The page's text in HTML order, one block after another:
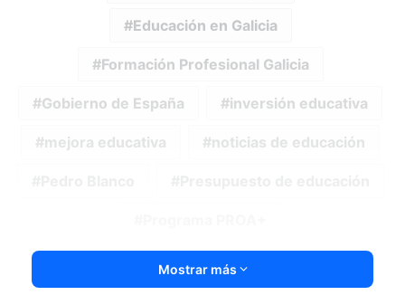
Educación en Galicia
Formación Profesional Galicia
Gobierno de España inversión educativa
mejora educativa noticias de educación
Mostrar más